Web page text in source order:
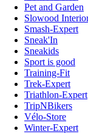
Pet and Garden
Slowood
Smash-Expert
Sneak'In
Sneakids
Sport is good
Training-Fit
Trek-Expert
Triathlon-Expert
TripNBikers
Vélo-Store
Winter-Expert